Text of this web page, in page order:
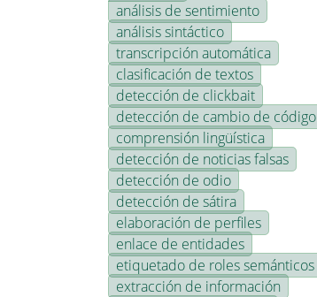
análisis de sentimiento
análisis sintáctico
transcripción automática
clasificación de textos
detección de clickbait
detección de cambio de código
comprensión lingüística
detección de noticias falsas
detección de odio
detección de sátira
elaboración de perfiles
enlace de entidades
etiquetado de roles semánticos
extracción de información